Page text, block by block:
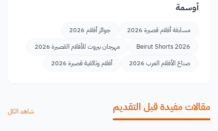
أوسمة
مسابقة أفلام قصيرة 2026
جوائز أفلام 2026
Beirut Shorts 2026
مهرجان بيروت للأفلام القصيرة 2026
صناع الأفلام العرب 2026
أفلام وثائقية قصيرة 2026
مقالات مفيدة قبل التقديم شاهد الكل